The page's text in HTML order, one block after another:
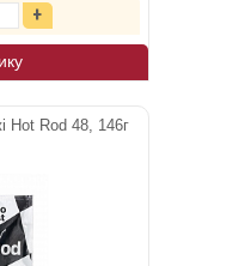
Hot Rod 48, 146г